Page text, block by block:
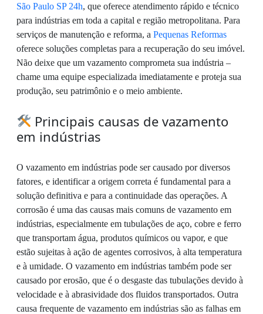
São Paulo SP 24h, que oferece atendimento rápido e técnico
para indústrias em toda a capital e região metropolitana. Para
serviços de manutenção e reforma, a Pequenas Reformas
oferece soluções completas para a recuperação do seu imóvel.
Não deixe que um vazamento comprometa sua indústria –
chame uma equipe especializada imediatamente e proteja sua
produção, seu patrimônio e o meio ambiente.
Principais causas de vazamento
em indústrias
O vazamento em indústrias pode ser causado por diversos
fatores, e identificar a origem correta é fundamental para a
solução definitiva e para a continuidade das operações. A
corrosão é uma das causas mais comuns de vazamento em
indústrias, especialmente em tubulações de aço, cobre e ferro
que transportam água, produtos químicos ou vapor, e que
estão sujeitas à ação de agentes corrosivos, à alta temperatura
e à umidade. O vazamento em indústrias também pode ser
causado por erosão, que é o desgaste das tubulações devido à
velocidade e à abrasividade dos fluidos transportados. Outra
causa frequente de vazamento em indústrias são as falhas em